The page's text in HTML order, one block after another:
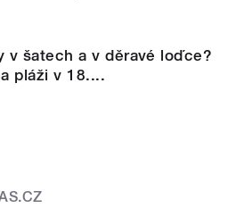
v šatech a v děravé loďce?
pláži v 18....